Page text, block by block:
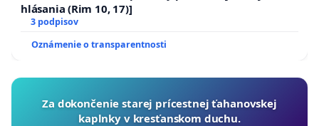
hlásania (Rim 10, 17)]
3 podpisov
Oznámenie o transparentnosti
Za dokončenie starej prícestnej ťahanovskej
kaplnky v kresťanskom duchu.